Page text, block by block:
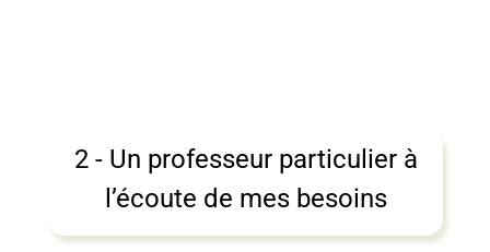
2 - Un professeur particulier à
l’écoute de mes besoins